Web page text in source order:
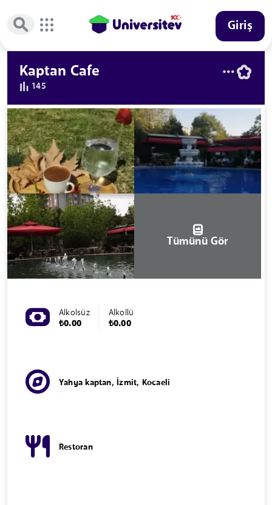
Giriş
Kaptan Cafe
145
Tümünü Gör
Alkolsüz
₺0.00
Alkollü
₺0.00
Yahya kaptan, İzmit, Kocaeli
Restoran